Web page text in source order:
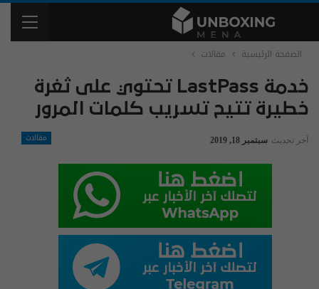
الصفحة الرئيسية مقالات
خدمة LastPass تحتوي على ثغرة
خطيرة تتيح تسريب كلمات المرور
مقالات آخر تحديث سبتمبر 18, 2019